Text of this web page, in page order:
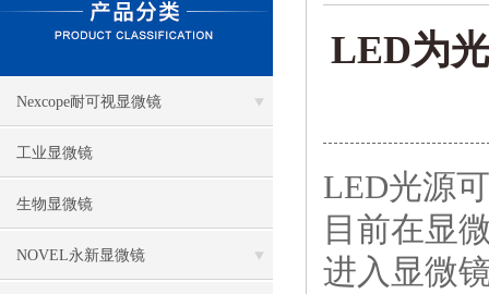
Nexcope耐可视显微镜
工业显微镜
生物显微镜
NOVEL永新显微镜
LED为
LED光源
目前在显
进入显微